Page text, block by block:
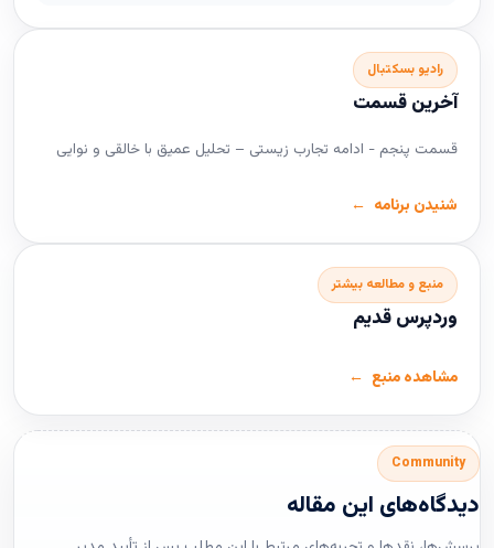
رادیو بسکتبال
آخرین قسمت
قسمت پنجم - ادامه تجارب زیستی – تحلیل عمیق با خالقی و نوایی
شنیدن برنامه
منبع و مطالعه بیشتر
وردپرس قدیم
مشاهده منبع
Community
دیدگاه‌های این مقاله